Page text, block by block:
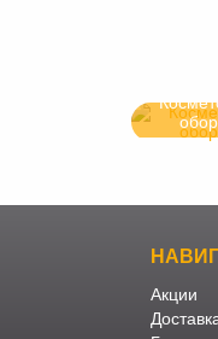
Акции